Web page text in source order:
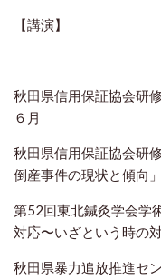
【講演】
秋田県信用保証協会研
６月
秋田県信用保証協会研
倒産事件の現状と傾向
第52回東北鍼灸学会学
対応〜いざという時の
秋田県暴力追放推進セ